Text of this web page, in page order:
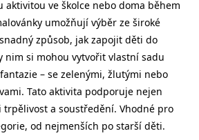
aktivitou ve školce nebo doma během
umožňují výběr ze široké
způsob, jak zapojit děti do
nim si mohou vytvořit vlastní sadu
– se zelenými, žlutými nebo
Tato aktivita podporuje nejen
trpělivost a soustředění. Vhodné pro
od nejmenších po starší děti.